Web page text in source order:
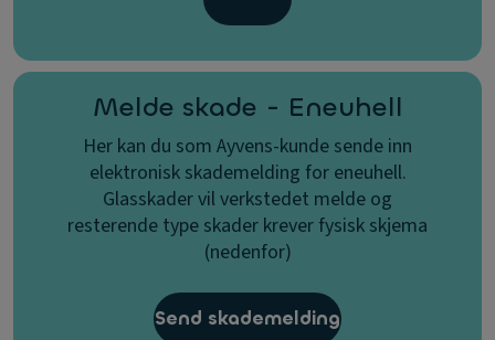
Melde skade - Eneuhell
Her kan du som Ayvens-kunde sende inn
elektronisk skademelding for eneuhell.
Glasskader vil verkstedet melde og
resterende type skader krever fysisk skjema
(nedenfor)
Send skademelding